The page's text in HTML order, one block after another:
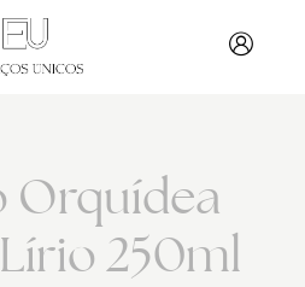
Orquídea
250ml